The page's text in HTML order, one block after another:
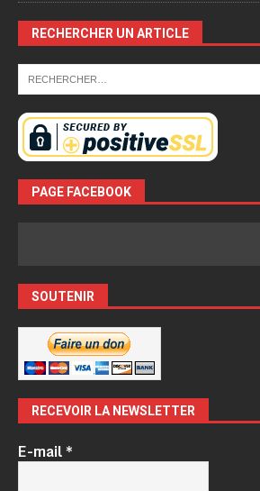
RECHERCHER UN ARTICLE
PAGE FACEBOOK
SOUTENIR
RECEVOIR LA NEWSLETTER
E-mail*